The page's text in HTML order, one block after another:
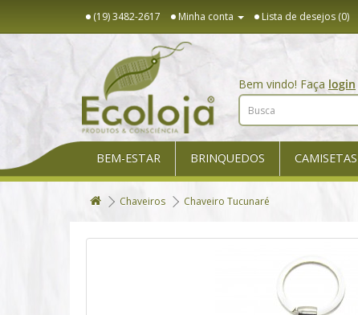
(19) 3482-2617 Minha conta Lista de desejos (0)
Bem vindo! Faça login
BEM-ESTAR BRINQUEDOS CAMISETAS
Chaveiros Chaveiro Tucunaré